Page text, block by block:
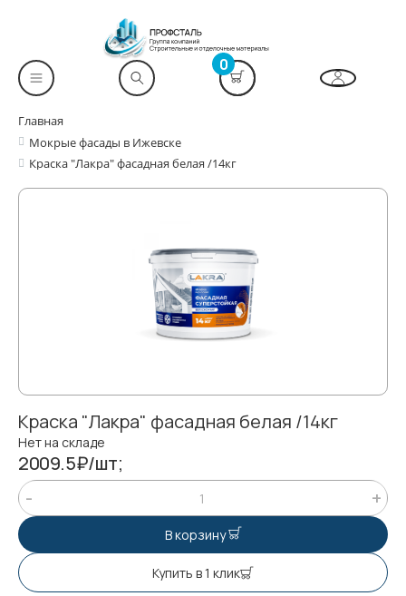
0
Главная
Мокрые фасады в Ижевске
Краска "Лакра" фасадная белая /14кг
Краска "Лакра" фасадная белая /14кг
Нет на складе
2009.5₽/шт;
В корзину
Купить в 1 клик